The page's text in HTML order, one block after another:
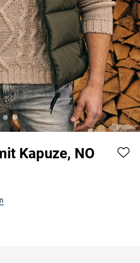
Kapuze, NO